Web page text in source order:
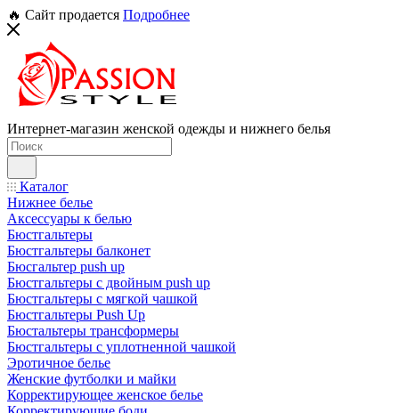
🔥 Сайт продается Подробнее
Интернет-магазин женской одежды и нижнего белья
Каталог
Нижнее белье
Аксессуары к белью
Бюстгальтеры
Бюстгальтеры балконет
Бюсгальтер push up
Бюстгальтеры с двойным push up
Бюстгальтеры с мягкой чашкой
Бюстгальтеры Push Up
Бюстальтеры трансформеры
Бюстгальтеры с уплотненной чашкой
Эротичное белье
Женские футболки и майки
Корректирующее женское белье